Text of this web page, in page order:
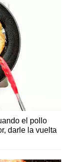
el pollo
darle la vuelta